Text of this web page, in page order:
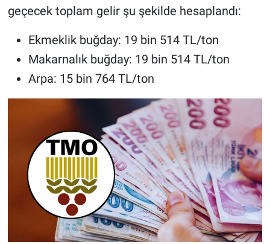
geçecek toplam gelir şu şekilde hesaplandı:
Ekmeklik buğday: 19 bin 514 TL/ton
Makarnalık buğday: 19 bin 514 TL/ton
Arpa: 15 bin 764 TL/ton